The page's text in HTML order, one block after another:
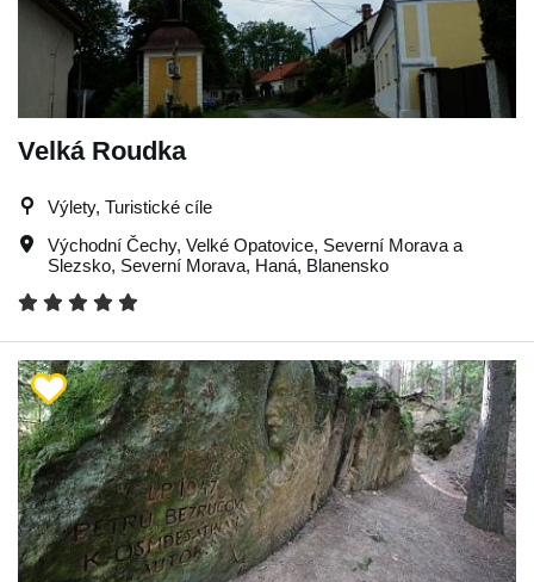
Velká Roudka
Výlety, Turistické cíle
Východní Čechy, Velké Opatovice, Severní Morava a
Slezsko, Severní Morava, Haná, Blanensko